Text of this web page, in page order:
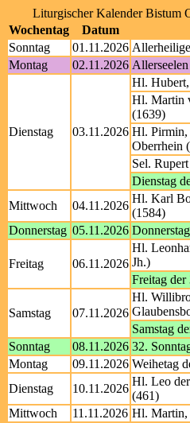
Liturgischer Kalender Bistum
Wochentag
Datum
Sonntag
01.11.2026
Montag
02.11.2026 Allerseelen
Dienstag 03.11.2026
Hl.
Hl. Martin
(1639)
Hl. Pirmin,
Oberrhein
Sel.
Dienstag
Mittwoch
04.11.2026
Hl. Karl
(1584)
Donnerstag 05.11.2026
Freitag 06.11.2026
Hl.
Jh.)
Freitag der
Samstag 07.11.2026
Hl.
Samstag
Sonntag
08.11.2026 32.
Montag
09.11.2026 Weihetag
Dienstag
10.11.2026
Hl. Leo
(461)
Mittwoch
11.11.2026 Hl. Martin,